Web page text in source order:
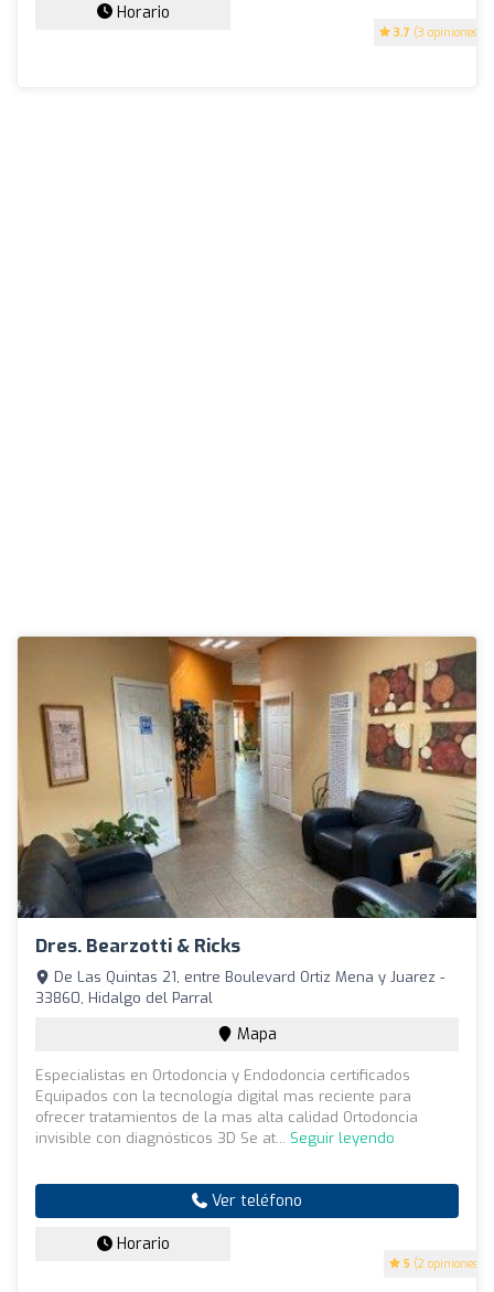
3.7 (3 opiniones)
Horario
Dres. Bearzotti & Ricks
5 (2 opiniones)
De Las Quintas 21, entre Boulevard Ortiz Mena y Juarez -
33860, Hidalgo del Parral
Mapa
Especialistas en Ortodoncia y Endodoncia certificados
Equipados con la tecnología digital mas reciente para
ofrecer tratamientos de la mas alta calidad Ortodoncia
invisible con diagnósticos 3D Se at... Seguir leyendo
Ver teléfono
Horario